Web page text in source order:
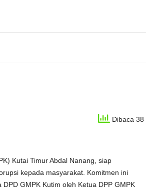
Dibaca 38
Kutai Timur Abdal Nanang, siap
kepada masyarakat. Komitmen ini
GMPK Kutim oleh Ketua DPP GMPK